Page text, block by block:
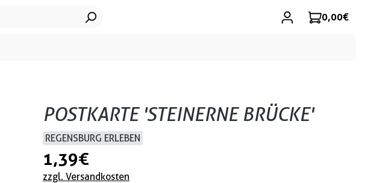
0,00 €
POSTKARTE 'STEINERNE BRÜCKE'
REGENSBURG ERLEBEN
1,39 €
zzgl. Versandkosten